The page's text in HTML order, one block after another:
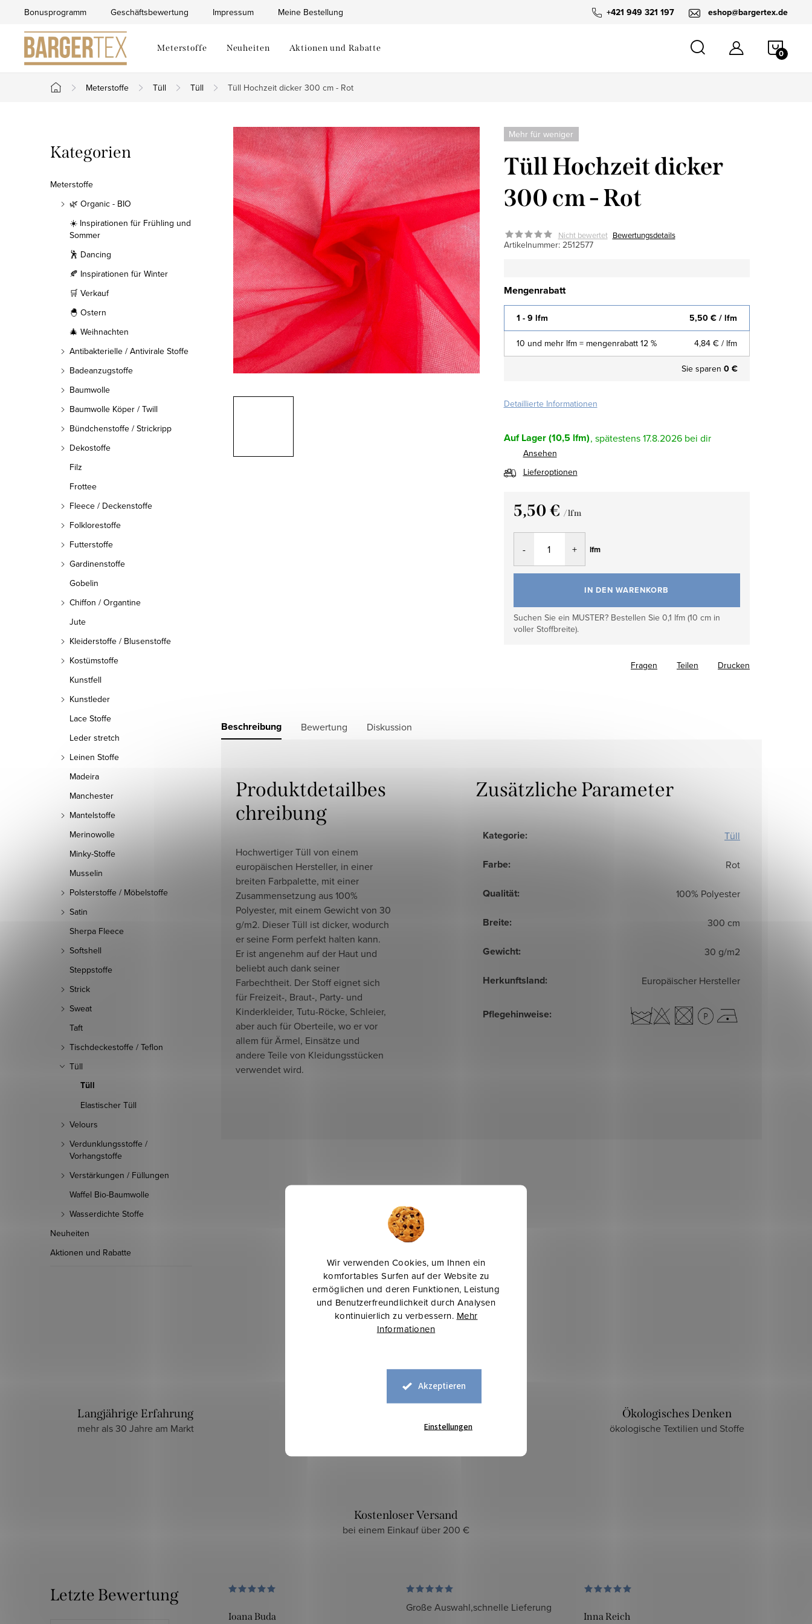
Wir verwenden Cookies, um Ihnen ein
komfortables Surfen auf der Website zu
ermöglichen und deren Funktionen, Leistung
und Benutzerfreundlichkeit durch Analysen
kontinuierlich zu verbessern. Mehr
Informationen
Akzeptieren
Einstellungen
springen
+421 949 321 197 eshop@bargertex.de
Bonusprogramm Geschäftsbewertung Impressum Meine Bestellung
Meterstoffe Neuheiten Aktionen und Rabatte
Startseite
Meterstoffe Tüll Tüll Tüll Hochzeit dicker 300 cm - Rot
e
i
Kategorien
überspringen
Kategorien
Meterstoffe
🌿 Organic - BIO
☀️ Inspirationen für Frühling und
Sommer
🕺 Dancing
🍂 Inspirationen für Winter
🛒 Verkauf
🐣 Ostern
🎄 Weihnachten
Antibakterielle / Antivirale Stoffe
Badeanzugstoffe
Baumwolle
Baumwolle Köper / Twill
Bündchenstoffe / Strickripp
Dekostoffe
Filz
Frottee
Fleece / Deckenstoffe
Folklorestoffe
Futterstoffe
Gardinenstoffe
Gobelin
Chiffon / Organtine
Jute
Kleiderstoffe / Blusenstoffe
Kostümstoffe
Kunstfell
Kunstleder
Lace Stoffe
Leder stretch
Leinen Stoffe
Madeira
Manchester
Mantelstoffe
Merinowolle
Minky-Stoffe
Musselin
Polsterstoffe / Möbelstoffe
Satin
Sherpa Fleece
Softshell
Steppstoffe
Strick
Sweat
Taft
Tischdeckestoffe / Teflon
Tüll
Tüll
Elastischer Tüll
Velours
Verdunklungsstoffe /
Vorhangstoffe
Verstärkungen / Füllungen
Waffel Bio-Baumwolle
Wasserdichte Stoffe
Neuheiten
Aktionen und Rabatte
Mehr für weniger
Tüll Hochzeit dicker
300 cm - Rot
Nicht bewertet Bewertungsdetails
Artikelnummer: 2512577
Mengenrabatt
1 - 9 lfm 5,50 €/ lfm
10 und mehr lfm = mengenrabatt 12 % 4,84 € / lfm
Sie sparen 0 €
Detaillierte Informationen
Auf Lager(10,5 lfm) 17.8.2026
Ansehen
Lieferoptionen
5,50 € / lfm
Verkaufspreis:
lfm
IN DEN WARENKORB
Suchen Sie ein MUSTER? Bestellen Sie 0,1 lfm (10 cm in
voller Stoffbreite).
Drucken
Fragen Teilen
Beschreibung Bewertung Diskussion
Produktdetailbes
chreibung
Hochwertiger Tüll von einem
europäischen Hersteller, in einer
breiten Farbpalette, mit einer
Zusammensetzung aus 100%
Polyester, mit einem Gewicht von 30
g/m2. Dieser Tüll ist dicker, wodurch
er seine Form perfekt halten kann.
Er ist angenehm auf der Haut und
beliebt auch dank seiner
Farbechtheit. Der Stoff eignet sich
für Freizeit-, Braut-, Party- und
Kinderkleider, Tutu-Röcke, Schleier,
aber auch für Oberteile, wo er vor
allem für Ärmel, Einsätze und
andere Teile von Kleidungsstücken
verwendet wird.
Zusätzliche Parameter
Kategorie: Tüll
Farbe: Rot
Qualität: 100% Polyester
Breite: 300 cm
Gewicht: 30 g/m2
Herkunftsland: Europäischer Hersteller
Pflegehinweise:
Langjährige Erfahrung
mehr als 30 Jahre am Markt zuverlässiger und sicherer E-Shop
Ökologisches Denken
ökologische Textilien und Stoffe
Kostenloser Versand
bei einem Einkauf über 200 €
Letzte Bewertung
Ioana Buda
Große Auswahl,schnelle Lieferung
Inna Reich